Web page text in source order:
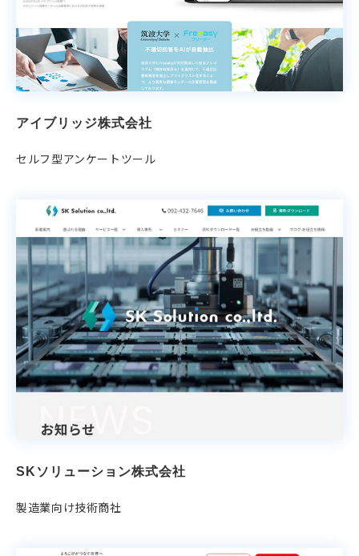
アイブリッジ株式会社
セルフ型アンケートツール
SKソリューション株式会社
製造業向け技術商社